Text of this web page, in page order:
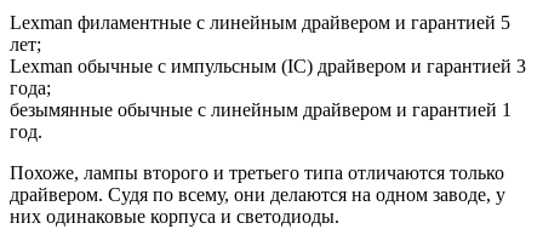
Lexman филаментные с линейным драйвером и гарантией 5
лет;
Lexman обычные с импульсным (IC) драйвером и гарантией 3
года;
безымянные обычные с линейным драйвером и гарантией 1
год.
Похоже, лампы второго и третьего типа отличаются только
драйвером. Судя по всему, они делаются на одном заводе, у
них одинаковые корпуса и светодиоды.